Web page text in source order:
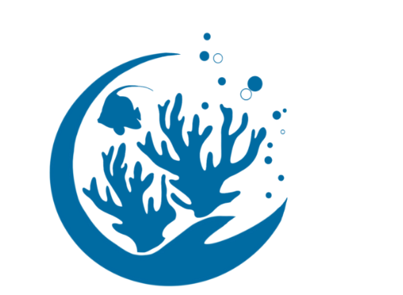
AF Marine Mix S
Quantidade
Adicionar à lista de favoritos
Mostrar stock das localizações
DESCRIÇÃO